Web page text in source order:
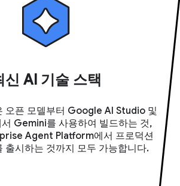
신 AI 기술 스택
오픈 모델부터 Google AI Studio 및
Gemini를 사용하여 빌드하는 것,
Agent Platform에서 프로덕션
출시하는 것까지 모두 가능합니다.